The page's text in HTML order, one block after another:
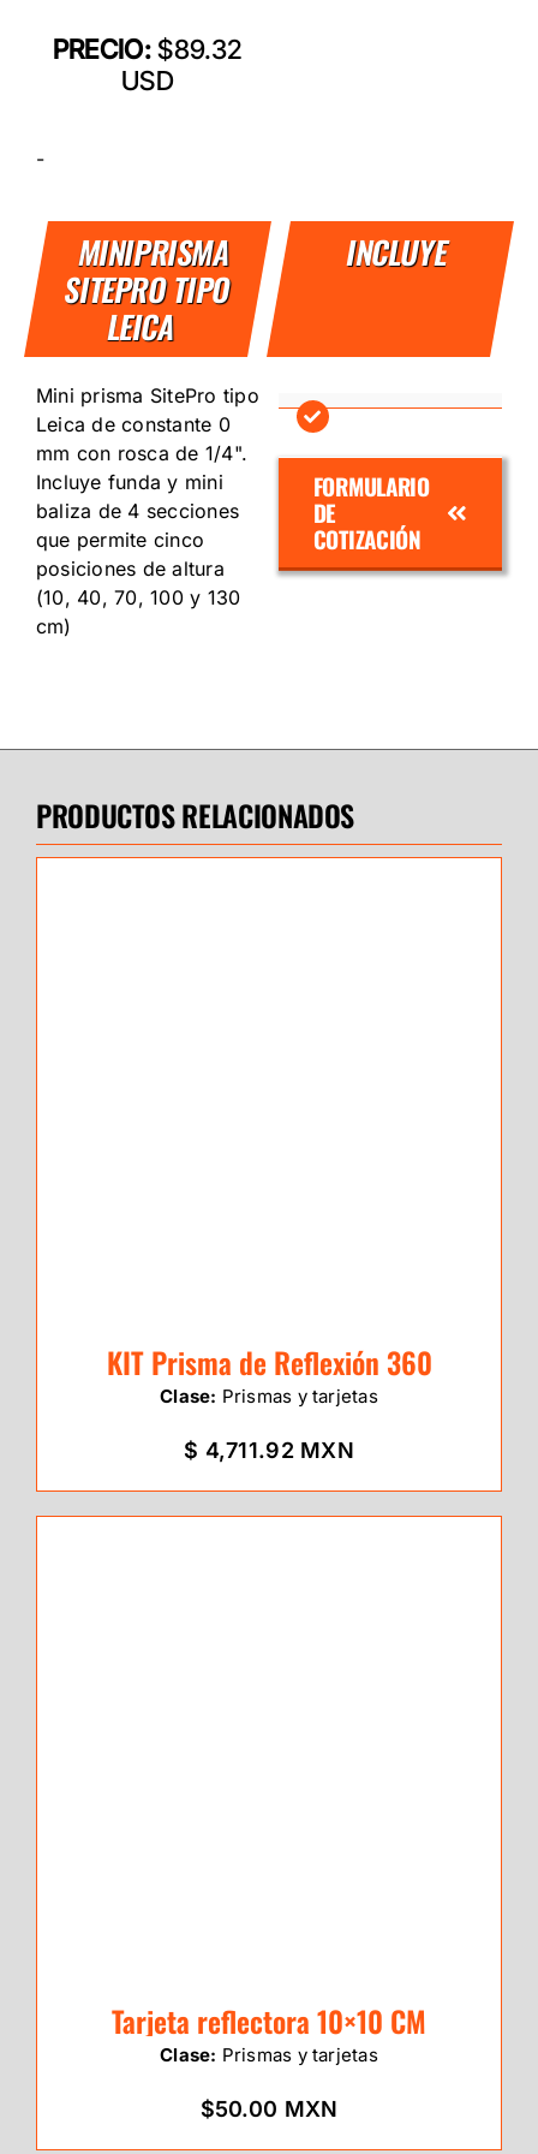
PRECIO:$89.32
USD
-
MINIPRISMA
SITEPRO TIPO
LEICA
INCLUYE
Mini prisma SitePro tipo
Leica de constante 0
mm con rosca de 1/4".
Incluye funda y mini
baliza de 4 secciones
que permite cinco
posiciones de altura
(10, 40, 70, 100 y 130
cm)
FORMULARIO
DE
COTIZACIÓN
PRODUCTOS RELACIONADOS
KIT Prisma de Reflexión 360
Clase: Prismas y tarjetas
$ 4,711.92 MXN
Tarjeta reflectora 10×10 CM
Clase: Prismas y tarjetas
$50.00 MXN